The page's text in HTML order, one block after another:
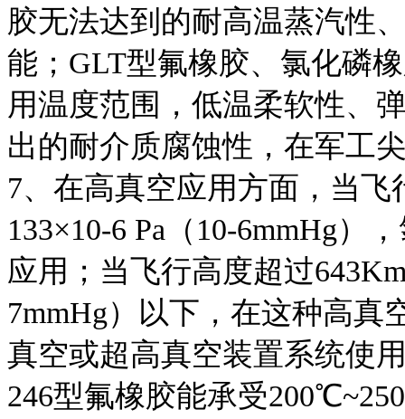
胶无法达到的耐高温蒸汽性
能；GLT型氟橡胶、氯化磷
用温度范围，低温柔软性、
出的耐介质腐蚀性，在军工
7、在高真空应用方面，当飞
133×10-6 Pa（10-6mmHg）
应用；当飞行高度超过
7mmHg）以下，在这种高真
真空或超高真空装置系统使
246型氟橡胶能承受